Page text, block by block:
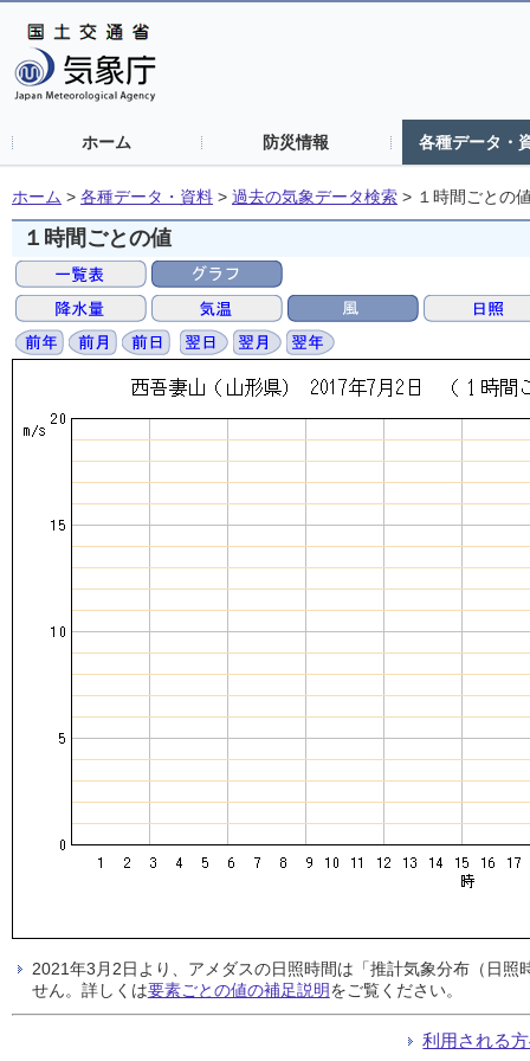
ホーム 防災情報 各種データ・
ホーム > 各種データ・資料 > 過去の気象データ検索 > １時間ごとの
１時間ごとの値
2021年3月2日より、アメダスの日照時間は「推計気象分布（日
せん。詳しくは要素ごとの値の補足説明をご覧ください。
利用される